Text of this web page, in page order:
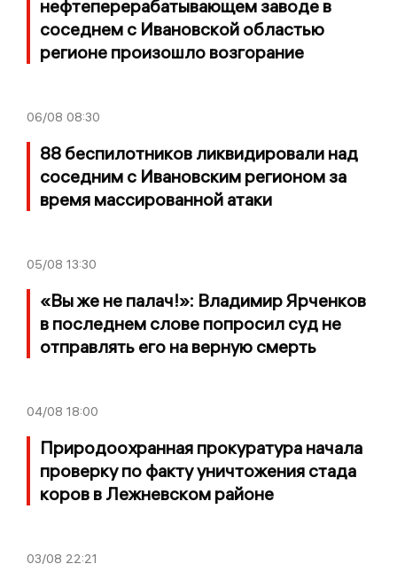
нефтеперерабатывающем заводе в
соседнем с Ивановской областью
регионе произошло возгорание
06/08 08:30
88 беспилотников ликвидировали над
соседним с Ивановским регионом за
время массированной атаки
05/08 13:30
«Вы же не палач!»: Владимир Ярченков
в последнем слове попросил суд не
отправлять его на верную смерть
04/08 18:00
Природоохранная прокуратура начала
проверку по факту уничтожения стада
коров в Лежневском районе
03/08 22:21